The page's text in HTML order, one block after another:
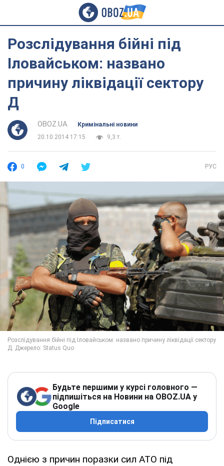
Розслідування бійні під
Іловайськом: названо
причину ліквідації сектору
Д
OBOZ.UA
Кримінальні новини
20.10.2014 17:15
9,3 т.
0 РУС
Будьте першими у курсі головного —
підпишіться на Новини на OBOZ.UA у
Google
Підписатися
Однією з причин поразки сил АТО під